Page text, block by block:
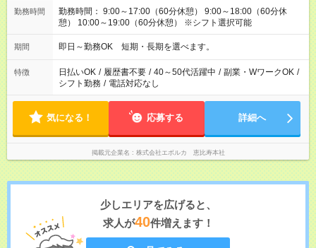
勤務時間
勤務時間： 9:00～17:00（60分休憩） 9:00～18:00（60分休
憩） 10:00～19:00（60分休憩） ※シフト選択可能
期間 即日～勤務OK 短期・長期を選べます。
特徴 日払いOK / 履歴書不要 / 40～50代活躍中 / 副業・WワークOK /
シフト勤務 / 電話対応なし
気になる！ 応募する 詳細へ
掲載元企業名 株式会社エボルカ 恵比寿本社
少しエリアを広げると、
求人が40件増えます！